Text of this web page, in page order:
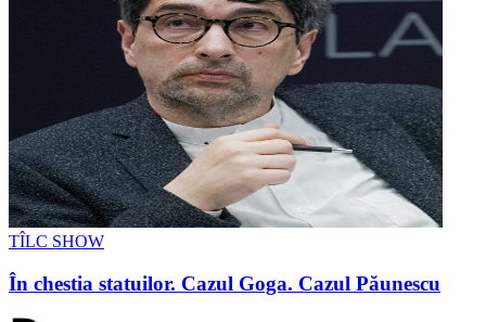
TÎLC SHOW
În chestia statuilor. Cazul Goga. Cazul Păunescu